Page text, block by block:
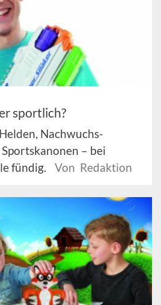
sportlich?
Nachwuchs-
– bei
fündig.
Von Redaktion